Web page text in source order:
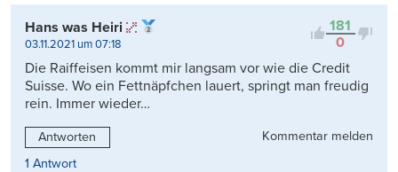
181
0
Hans was Heiri
03.11.2021 um 07:18
Die Raiffeisen kommt mir langsam vor wie die Credit
Suisse. Wo ein Fettnäpfchen lauert, springt man freudig
rein. Immer wieder…
Antworten
Kommentar melden
1 Antwort